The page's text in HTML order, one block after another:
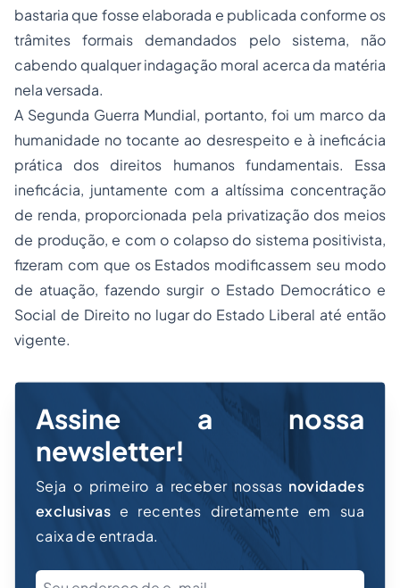
bastaria que fosse elaborada e publicada conforme os
trâmites formais demandados pelo sistema, não
cabendo qualquer indagação moral acerca da matéria
nela versada.
A Segunda Guerra Mundial, portanto, foi um marco da
humanidade no tocante ao desrespeito e à ineficácia
prática dos direitos humanosfundamentais. Essa
ineficácia, juntamente com a altíssima concentração
de renda, proporcionada pela privatização dos meios
de produção, e com o colapso do sistema positivista,
fizeram com que os Estados modificassem seu modo
de atuação, fazendo surgir o Estado Democrático e
Social de Direito no lugar do Estado Liberal até então
vigente.
Assine a nossa
newsletter!
Seja o primeiro a receber nossas novidades
exclusivas e recentes diretamente em sua
caixa de entrada.